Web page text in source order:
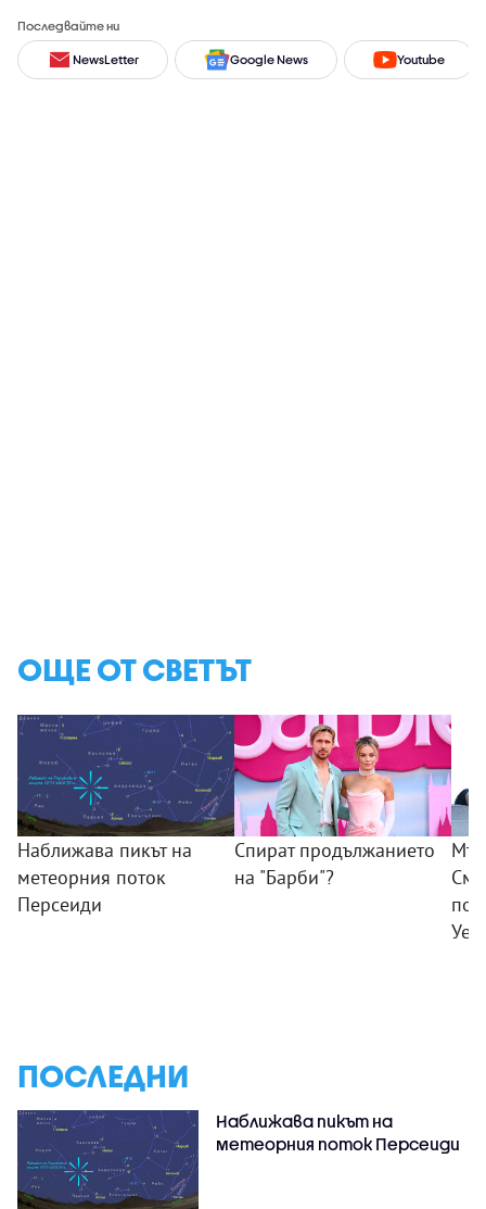
Последвайте ни
NewsLetter Google News Youtube
ОЩЕ ОТ СВЕТЪТ
Наближава пикът на
метеорния поток
Персеиди
Спират продължанието
на "Барби"?
ПОСЛЕДНИ
Наближава пикът на
метеорния поток Персеиди